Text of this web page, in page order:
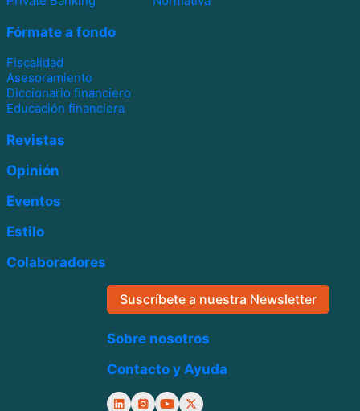
Fórmate a fondo
Fiscalidad
Asesoramiento
Diccionario financiero
Educación financiera
Revistas
Opinión
Eventos
Estilo
Colaboradores
Suscríbete a nuestra Newsletter
Sobre nosotros
Contacto y Ayuda